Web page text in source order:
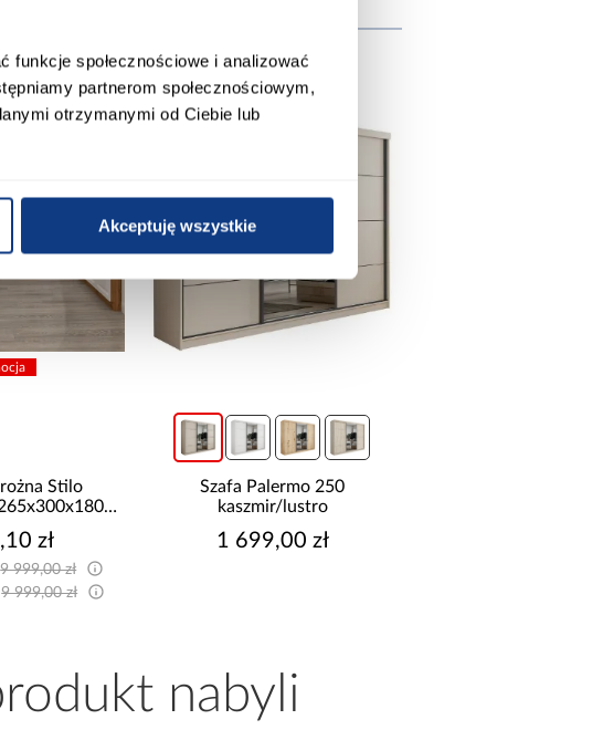
funkcje społecznościowe i analizować
partnerom społecznościowym,
otrzymanymi od Ciebie lub
Akceptuję wszystkie
Stilo
zł
9 999,00 zł
9 999,00 zł
Szafa Palermo 250
kaszmir/lustro
1 699,00 zł
nabyli